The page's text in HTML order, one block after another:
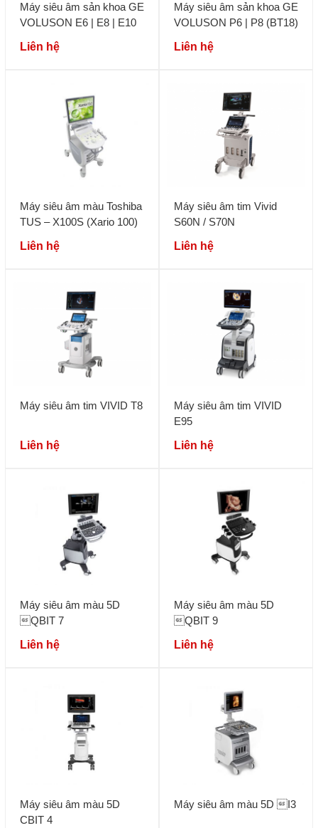
Máy siêu âm sản khoa GE
VOLUSON E6 | E8 | E10
Liên hệ
Máy siêu âm sản khoa GE
VOLUSON P6 | P8 (BT18)
Liên hệ
Máy siêu âm màu Toshiba
TUS – X100S (Xario 100)
Liên hệ
Máy siêu âm tim Vivid
S60N / S70N
Liên hệ
Máy siêu âm tim VIVID T8
Liên hệ
Máy siêu âm tim VIVID
E95
Liên hệ
Máy siêu âm màu 5D
QBIT 7
Liên hệ
Máy siêu âm màu 5D
QBIT 9
Liên hệ
Máy siêu âm màu 5D
CBIT 4
Máy siêu âm màu 5D I3